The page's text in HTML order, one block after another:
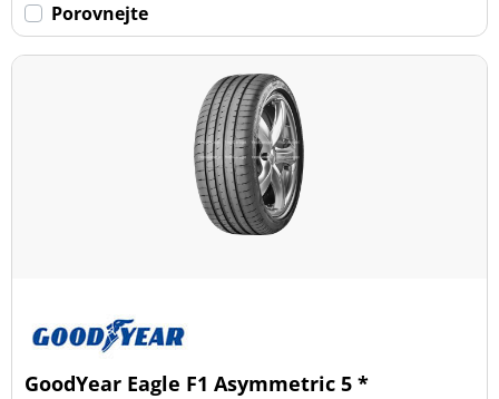
Porovnejte
GoodYear Eagle F1 Asymmetric 5 *